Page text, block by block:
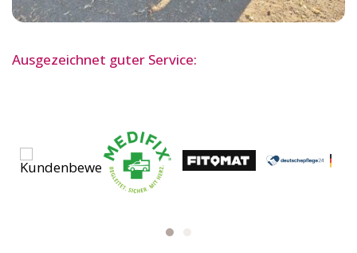
Ausgezeichnet guter Service: